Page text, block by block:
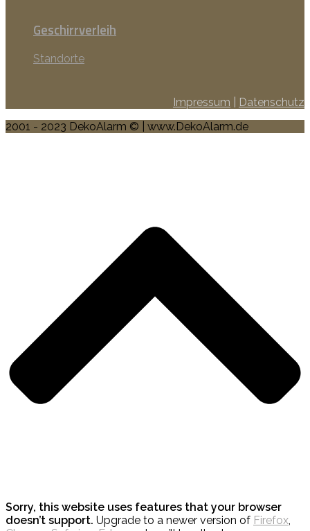
Geschirrverleih
Standorte
Impressum
Datenschutz
2001 - 2023 DekoAlarm © | www.DekoAlarm.de
Sorry, this website uses features that your browser
doesn’t support. Upgrade to a newer version of Firefox